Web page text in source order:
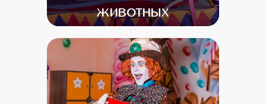
животных
от 0 от 0